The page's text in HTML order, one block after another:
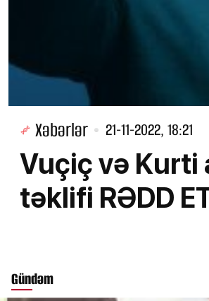
Xəbərlər 21-11-2022, 18:21
Vuçiç və Kurti
təklifi RƏDD
Gündəm